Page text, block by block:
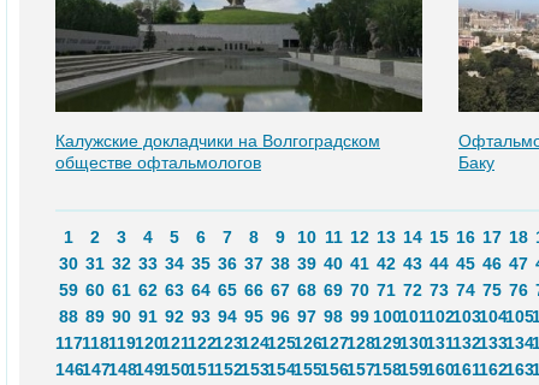
Калужские докладчики на Волгоградском
обществе офтальмологов
Баку
1 2 3 4 5 6 7 8 9 10 11 12 13 14 15 16 17 18
30 31 32 33 34 35 36 37 38 39 40 41 42 43 44 45 46 47
59 60 61 62 63 64 65 66 67 68 69 70 71 72 73 74 75 76
88 89 90 91 92 93 94 95 96 97 98 99 100101102103104105
117118119120121122123124125126127128129130131132133134
146147148149150151152153154155156157158159160161162163